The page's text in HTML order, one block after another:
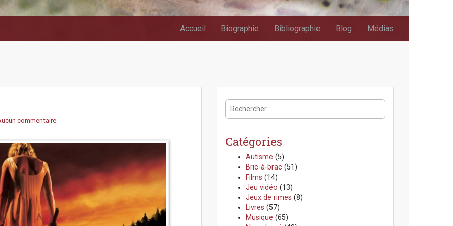
Accueil Biographie Bibliographie Blog Médias
commentaire
R
e
Catégories
Autisme (5)
Bric-à-brac (51)
Films (14)
Jeu vidéo (13)
Jeux de rimes (8)
Livres (57)
Musique (65)